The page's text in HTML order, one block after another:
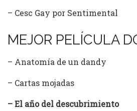
– Cesc Gay por Sentimental
MEJOR PELÍCULA
– Anatomía de un dandy
– Cartas mojadas
– El año del descubrimiento